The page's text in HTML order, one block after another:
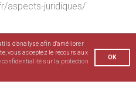
OK
d'analyse afin d'améliorer
vous acceptez le recours aux
confidentialité sur la protection
aspects-juridiques/